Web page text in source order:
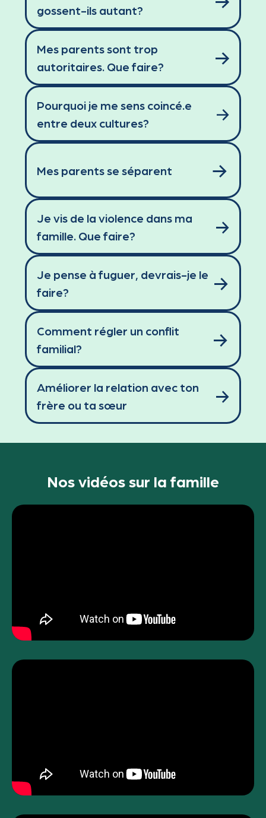
gossent-ils autant?
Mes parents sont trop
autoritaires. Que faire?
Pourquoi je me sens coincé.e
entre deux cultures?
Mes parents se séparent
Je vis de la violence dans ma
famille. Que faire?
Je pense à fuguer, devrais-je le
faire?
Comment régler un conflit
familial?
Améliorer la relation avec ton
frère ou ta sœur
Nos vidéos sur la famille